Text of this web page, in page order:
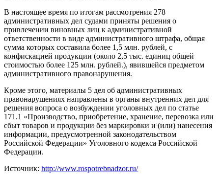
В настоящее время по итогам рассмотрения 278
административных дел судами приняты решения о
привлечении виновных лиц к административной
ответственности в виде административного штрафа, общая
сумма которых составила более 1,5 млн. рублей, с
конфискацией продукции (около 2,5 тыс. единиц общей
стоимостью более 125 млн. рублей.), явившейся предметом
административного правонарушения.
Кроме этого, материалы 5 дел об административных
правонарушениях направлены в органы внутренних дел для
решения вопроса о возбуждении уголовных дел по статье
171.1 «Производство, приобретение, хранение, перевозка или
сбыт товаров и продукции без маркировки и (или) нанесения
информации, предусмотренной законодательством
Российской Федерации» Уголовного кодекса Российской
Федерации.
Источник: http://www.rospotrebnadzor.ru/